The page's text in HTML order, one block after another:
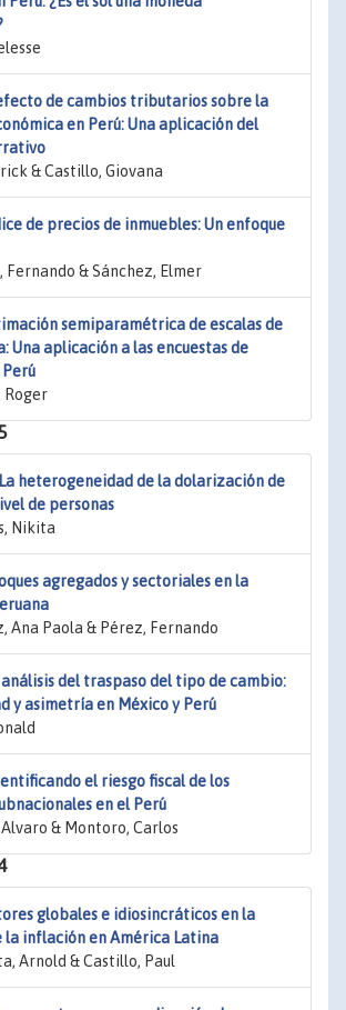
de cambios tributarios sobre la
en Perú: Una aplicación del
& Castillo, Giovana
de precios de inmuebles: Un enfoque
Fernando & Sánchez, Elmer
semiparamétrica de escalas de
Una aplicación a las encuestas de
Roger
La heterogeneidad de la dolarización de
de personas
Nikita
agregados y sectoriales en la
Ana Paola & Pérez, Fernando
análisis del traspaso del tipo de cambio:
y asimetría en México y Perú
el riesgo fiscal de los
en el Perú
& Montoro, Carlos
globales e idiosincráticos en la
la inflación en América Latina
Arnold & Castillo, Paul